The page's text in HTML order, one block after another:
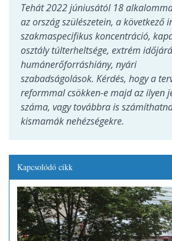
Tehát 2022 júniusától 18
az ország szülészetein, a következő
szakmaspecifikus koncentráció,
osztály túlterheltsége, extrém
humánerőforráshiány, nyári
szabadságolások. Kérdés, hogy a
reformmal csökken-e majd az ilyen
száma, vagy továbbra is
kismamák nehézségekre.
Kapcsolódó cikk